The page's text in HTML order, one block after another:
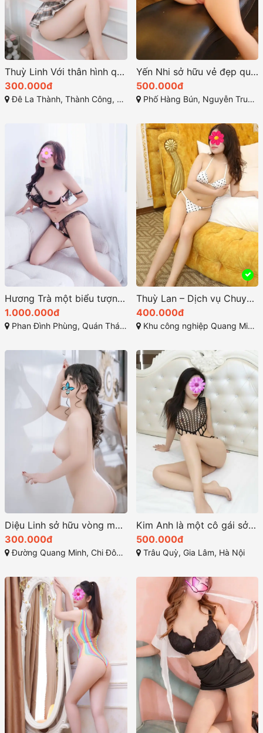
Thuỳ Linh Với thân hình quyến rũ thu hút mọi ánh nhìn
300.000đ
Đê La Thành, Thành Công, Đống Đa, Hà Nội, Việt Nam
Yến Nhi sở hữu vẻ đẹp quyến rũ với khuôn mặt thanh tú
500.000đ
Phố Hàng Bún, Nguyễn Trung Trực, Ba Đình, Hà Nội
Hương Trà một biểu tượng của sự dễ thương và quyến rũ
1.000.000đ
Phan Đình Phùng, Quán Thánh, Ba Đình, Hà Nội
Thuỳ Lan – Dịch vụ Chuyên Nghiệp tại KCN Mê Linh Hà Nội
400.000đ
Khu công nghiệp Quang Minh, Quang Minh, Mê Linh, Hà Nội
Diệu Linh sở hữu vòng một đầy đặn V-line thanh tú
300.000đ
Đường Quang Minh, Chi Đông, Mê Linh, Hà Nội
Kim Anh là một cô gái sở hữu vẻ đẹp ngọt ngào và cuốn hút
500.000đ
Trâu Quỳ, Gia Lâm, Hà Nội